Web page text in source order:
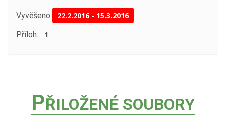
Vyvěšeno 22.2.2016- 15.3.2016
Příloh: 1
PŘILOŽENÉ SOUBORY